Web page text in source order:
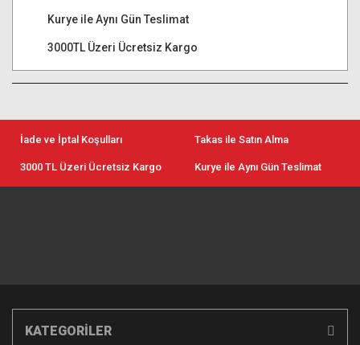
Kurye ile Aynı Gün Teslimat
3000TL Üzeri Ücretsiz Kargo
İade ve İptal Koşulları Takas ile Satın Alma
3000 TL Üzeri Ücretsiz Kargo Kurye ile Aynı Gün Teslimat
KATEGORİLER